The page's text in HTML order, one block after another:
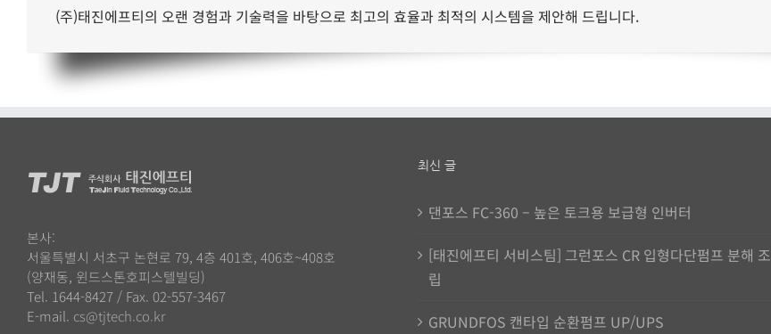
(주)태진에프티의 오랜 경험과 기술력을 바탕으로 최고의 효율과 최적의 시스템을 제안해 드립니다.
본사:
서울특별시 서초구 논현로 79, 4층 401호, 406호~408호
(양재동, 윈드스톤호피스텔빌딩)
Tel. 1644-8427 / Fax. 02-557-3467
E-mail. cs@tjtech.co.kr
최신 글
댄포스 FC-360 – 높은 토크용 보급형 인버터
[태진에프티 서비스팀] 그런포스 CR 입형다단펌프 분해 조
립
GRUNDFOS 캔타입 순환펌프 UP/UPS